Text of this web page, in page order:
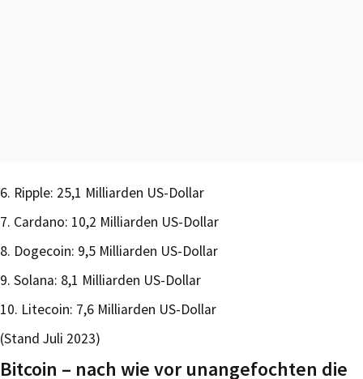
6. Ripple: 25,1 Milliarden US-Dollar
7. Cardano: 10,2 Milliarden US-Dollar
8. Dogecoin: 9,5 Milliarden US-Dollar
9. Solana: 8,1 Milliarden US-Dollar
10. Litecoin: 7,6 Milliarden US-Dollar
(Stand Juli 2023)
Bitcoin – nach wie vor unangefochten die